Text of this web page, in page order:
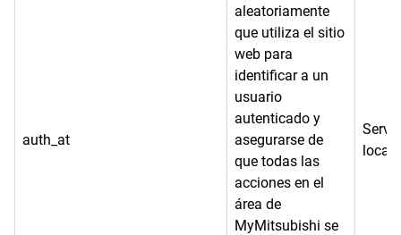
auth_at
aleatoriamente
que utiliza el sitio
web para
identificar a un
usuario
autenticado y
asegurarse de
que todas las
acciones en el
área de
MyMitsubishi se
local